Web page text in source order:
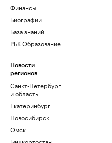
Финансы
Биографии
База знаний
РБК Образование
Новости
регионов
Санкт-Петербург
и область
Екатеринбург
Новосибирск
Омск